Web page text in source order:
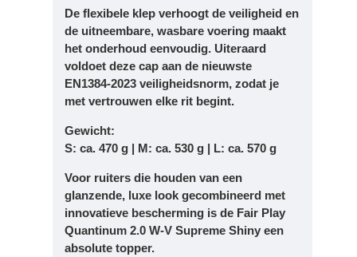
De flexibele klep verhoogt de veiligheid en
de uitneembare, wasbare voering maakt
het onderhoud eenvoudig. Uiteraard
voldoet deze cap aan de nieuwste
EN1384-2023 veiligheidsnorm, zodat je
met vertrouwen elke rit begint.
Gewicht:
S: ca. 470 g | M: ca. 530 g | L: ca. 570 g
Voor ruiters die houden van een
glanzende, luxe look gecombineerd met
innovatieve bescherming is de Fair Play
Quantinum 2.0 W-V Supreme Shiny een
absolute topper.